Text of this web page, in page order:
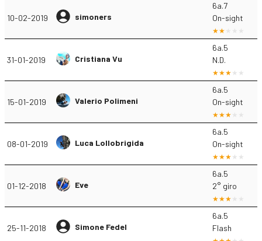
10-02-2019 simoners
6a.7
On-sight
31-01-2019 Cristiana Vu
6a.5
N.D.
15-01-2019 Valerio Polimeni
6a.5
On-sight
08-01-2019 Luca Lollobrigida
6a.5
On-sight
01-12-2018 Eve
6a.5
2° giro
25-11-2018 Simone Fedel
6a.5
Flash